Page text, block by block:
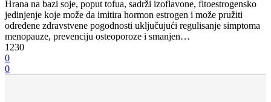
Hrana na bazi soje, poput tofua, sadrži izoflavone, fitoestrogensko
jedinjenje koje može da imitira hormon estrogen i može pružiti
određene zdravstvene pogodnosti uključujući regulisanje simptoma
menopauze, prevenciju osteoporoze i smanjen…
1230
0
0